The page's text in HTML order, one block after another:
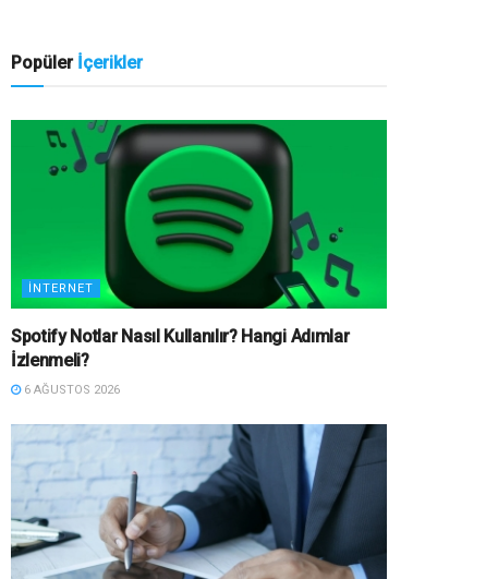
Popüler İçerikler
İNTERNET
Spotify Notlar Nasıl Kullanılır? Hangi Adımlar
İzlenmeli?
6 AĞUSTOS 2026